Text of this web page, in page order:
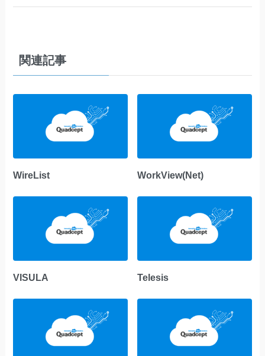
関連記事
WireList WorkView(Net)
VISULA Telesis